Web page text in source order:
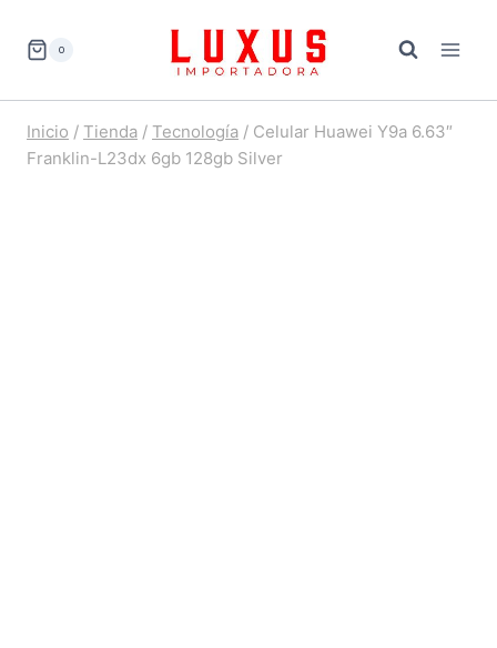
0
Inicio / Tienda / Tecnología / Celular Huawei Y9a 6.63″
Franklin-L23dx 6gb 128gb Silver